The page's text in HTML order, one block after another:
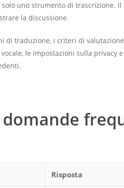
uno strumento di trascrizione.
la discussione.
di traduzione, i criteri di
le impostazioni sulla
Risposta